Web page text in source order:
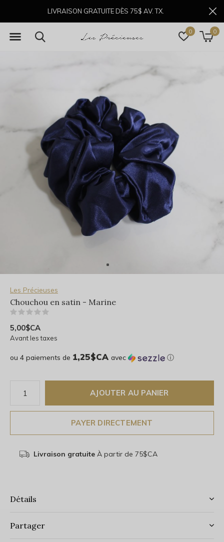
0 0
LIVRAISON GRATUITE DÈS 75$ AV. TX.
Les Précieuses
Chouchou en satin - Marine
5,00$CA
Avant les taxes
ou 4 paiements de 1,25$CA avec ⓘ
AJOUTER AU PANIER
PAYER DIRECTEMENT
Livraison gratuiteÀ partir de 75$CA
Détails
Partager